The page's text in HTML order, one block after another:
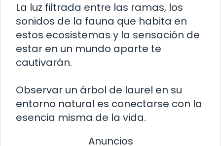
La luz filtrada entre las ramas, los
sonidos de la fauna que habita en
estos ecosistemas y la sensación de
estar en un mundo aparte te
cautivarán.
Observar un árbol de laurel en su
entorno natural es conectarse con la
esencia misma de la vida.
Anuncios